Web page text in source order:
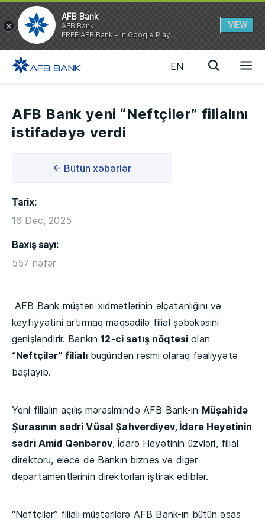
EN
AFB Bank yeni “Neftçilər” filialını
istifadəyə verdi
← Bütün xəbərlər
Tarix:
16 Dec, 2025
Baxış sayı:
557 nəfər
AFB Bank müştəri xidmətlərinin əlçatanlığını və
keyfiyyətini artırmaq məqsədilə filial şəbəkəsini
genişləndirir. Bankın12-ci satış nöqtəsi olan
“Neftçilər” filialıbugündən rəsmi olaraq fəaliyyətə
başlayıb.
Yeni filialın açılış mərasimində AFB Bank-ın Müşahidə
Şurasının sədri Vüsal Şahverdiyev, İdarə Heyətinin
sədri Amid Qənbərov, İdarə Heyətinin üzvləri, filial
direktoru, eləcə də Bankın biznes və digər
departamentlərinin direktorları iştirak ediblər.
“Neftçilər” filialı müştərilərə AFB Bank-ın bütün əsas
AFB Bank
AFB Bank
FREE AFB Bank - In Google Play
VIEW